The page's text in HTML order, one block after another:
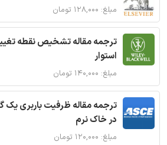
مبلغ: ۱۲۸,۰۰۰ تومان
ترجمه مقاله تشخیص نقطه
استوار
مبلغ: ۱۴۰,۰۰۰ تومان
ترجمه مقاله ظرفیت باربری یک
در خاک نرم
مبلغ: ۱۲۰,۰۰۰ تومان